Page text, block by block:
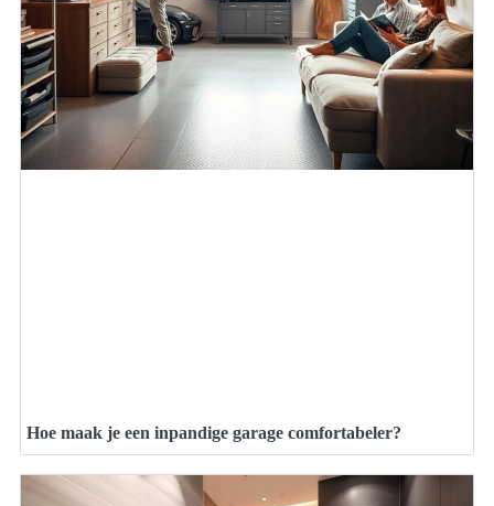
Hoe maak je een inpandige garage comfortabeler?